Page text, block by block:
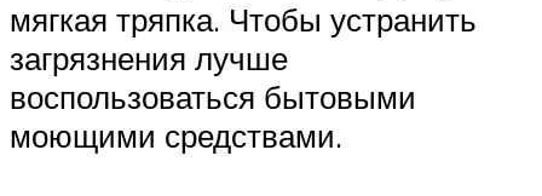
мягкая тряпка. Чтобы устранить
загрязнения лучше
воспользоваться бытовыми
моющими средствами.